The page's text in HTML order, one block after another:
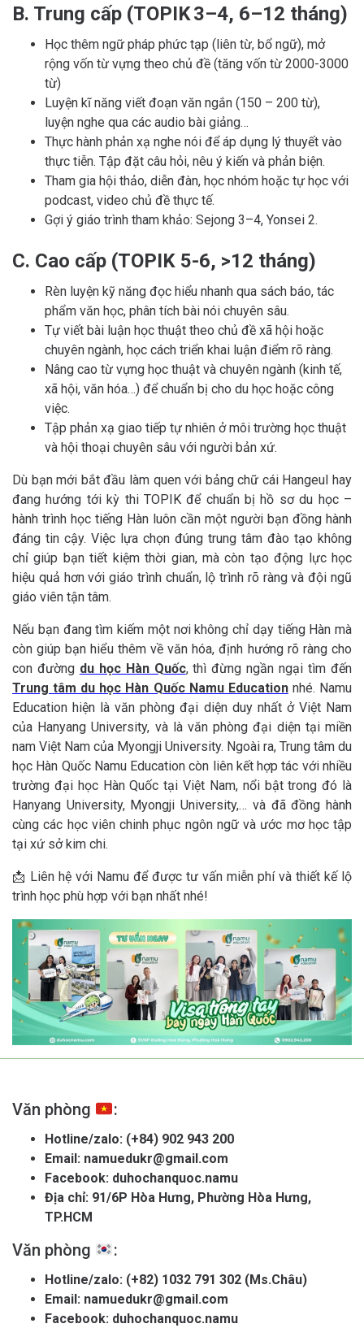
B. Trung cấp (TOPIK 3–4, 6–12 tháng)
Học thêm ngữ pháp phức tạp (liên từ, bổ ngữ), mở
rộng vốn từ vựng theo chủ đề (tăng vốn từ 2000-3000
từ)
Luyện kĩ năng viết đoạn văn ngắn (150 – 200 từ),
luyện nghe qua các audio bài giảng…
Thực hành phản xạ nghe nói để áp dụng lý thuyết vào
thực tiễn. Tập đặt câu hỏi, nêu ý kiến và phản biện.
Tham gia hội thảo, diễn đàn, học nhóm hoặc tự học với
podcast, video chủ đề thực tế.
Gợi ý giáo trình tham khảo: Sejong 3–4, Yonsei 2.
C. Cao cấp (TOPIK 5-6, >12 tháng)
Rèn luyện kỹ năng đọc hiểu nhanh qua sách báo, tác
phẩm văn học, phân tích bài nói chuyên sâu.
Tự viết bài luận học thuật theo chủ đề xã hội hoặc
chuyên ngành, học cách triển khai luận điểm rõ ràng.
Nâng cao từ vựng học thuật và chuyên ngành (kinh tế,
xã hội, văn hóa…) để chuẩn bị cho du học hoặc công
việc.
Tập phản xạ giao tiếp tự nhiên ở môi trường học thuật
và hội thoại chuyên sâu với người bản xứ.
Dù bạn mới bắt đầu làm quen với bảng chữ cái Hangeul hay
đang hướng tới kỳ thi TOPIK để chuẩn bị hồ sơ du học –
hành trình học tiếng Hàn luôn cần một người bạn đồng hành
đáng tin cậy. Việc lựa chọn đúng trung tâm đào tạo không
chỉ giúp bạn tiết kiệm thời gian, mà còn tạo động lực học
hiệu quả hơn với giáo trình chuẩn, lộ trình rõ ràng và đội ngũ
giáo viên tận tâm.
Nếu bạn đang tìm kiếm một nơi không chỉ dạy tiếng Hàn mà
còn giúp bạn hiểu thêm về văn hóa, định hướng rõ ràng cho
con đường du học Hàn Quốc, thì đừng ngần ngại tìm đến
Trung tâm du học Hàn Quốc Namu Educationnhé. Namu
Education hiện là văn phòng đại diện duy nhất ở Việt Nam
của Hanyang University, và là văn phòng đại diện tại miền
nam Việt Nam của Myongji University. Ngoài ra, Trung tâm du
học Hàn Quốc Namu Education còn liên kết hợp tác với nhiều
trường đại học Hàn Quốc tại Việt Nam, nổi bật trong đó là
Hanyang University, Myongji University,… và đã đồng hành
cùng các học viên chinh phục ngôn ngữ và ước mơ học tập
tại xứ sở kim chi.
📩 Liên hệ với Namu để được tư vấn miễn phí và thiết kế lộ
trình học phù hợp với bạn nhất nhé!
Văn phòng :
Hotline/zalo: (+84) 902 943 200
Email: namuedukr@gmail.com
Facebook: duhochanquoc.namu
Địa chỉ: 91/6P Hòa Hưng, Phường Hòa Hưng,
TP.HCM
Văn phòng :
Hotline/zalo: (+82) 1032 791 302 (Ms.Châu)
Email: namuedukr@gmail.com
Facebook: duhochanquoc.namu